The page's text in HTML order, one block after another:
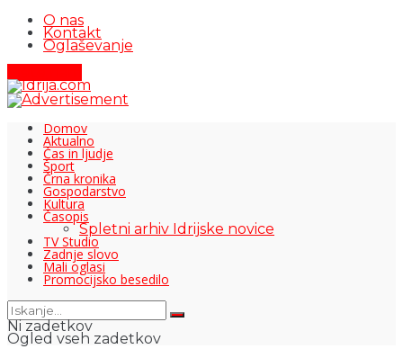
O nas
Kontakt
Oglaševanje
Domov
Aktualno
Čas in ljudje
Šport
Črna kronika
Gospodarstvo
Kultura
Časopis
Spletni arhiv Idrijske novice
TV Studio
Zadnje slovo
Mali oglasi
Promocijsko besedilo
Ni zadetkov
Ogled vseh zadetkov